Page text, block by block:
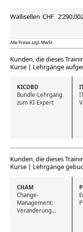
Wallisellen CHF 2’290.00
Alle Preise zzgl. MwSt.
Kunden, die dieses
Kurse | Lehrgänge
KICOBD
Bundle-Lehrgang
zum KI-Expert
Kunden, die dieses
Kurse | Lehrgänge
CHAM
Change-
Management:
Veränderung...